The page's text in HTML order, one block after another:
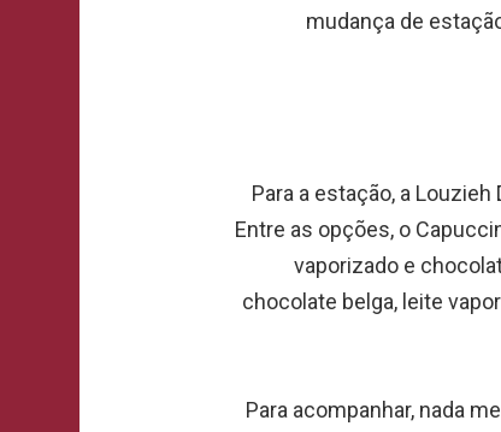
mudança de
Para a estação, a
Entre as opções, o
vaporizado e
chocolate belga, leite
Para acompanhar, nada